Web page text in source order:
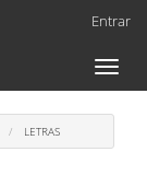
Entrar
Toggle
LETRAS